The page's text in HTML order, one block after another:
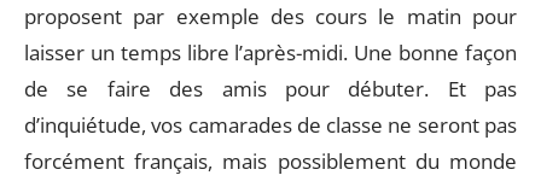
proposent par exemple des cours le matin pour
laisser un temps libre l’après-midi. Une bonne façon
de se faire des amis pour débuter. Et pas
d’inquiétude, vos camarades de classe ne seront pas
forcément français, mais possiblement du monde